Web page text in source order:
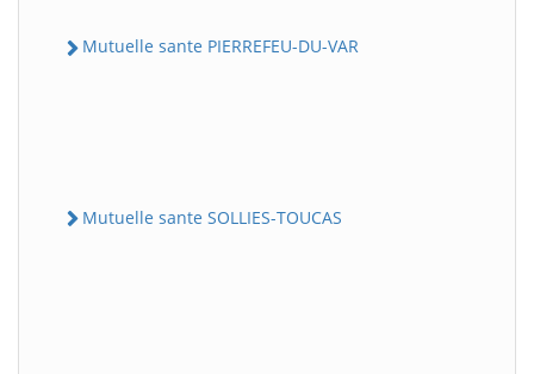
Mutuelle sante PIERREFEU-DU-VAR
Mutuelle sante SOLLIES-TOUCAS